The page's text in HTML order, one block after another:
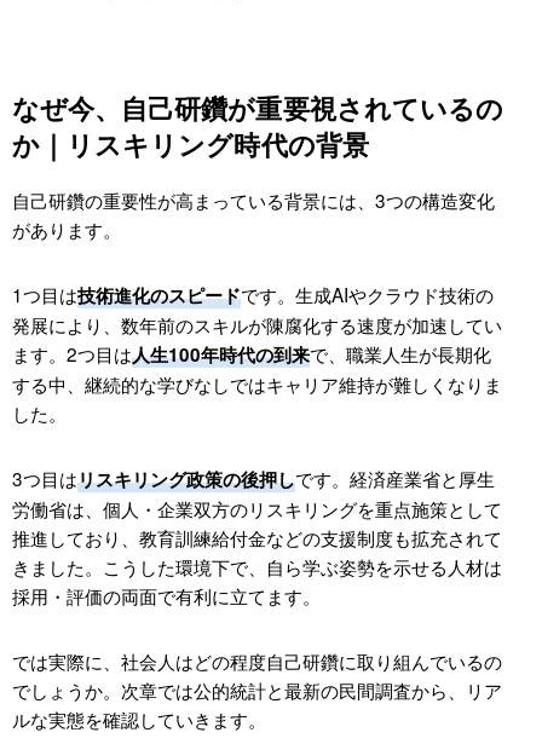
Q7. 履歴書での自己研鑽の書き方のコツは？
Q8. 面接で「自己研鑽」を聞かれたらどう答えるの
Q9. IT業界で特に評価される自己研鑽は何ですか？
すか？
自己研鑽をキャリア資産に変えたい方は株式会社ヴィ
ジョナリーへご相談を
なぜ今、自己研鑽が重要視されているの
か｜リスキリング時代の背景
自己研鑽の重要性が高まっている背景には、3つの構造変化
があります。
1つ目は技術進化のスピードです。生成AIやクラウド技術の
発展により、数年前のスキルが陳腐化する速度が加速してい
ます。2つ目は人生100年時代の到来で、職業人生が長期化
する中、継続的な学びなしではキャリア維持が難しくなりま
した。
3つ目はリスキリング政策の後押しです。経済産業省と厚生
労働省は、個人・企業双方のリスキリングを重点施策として
推進しており、教育訓練給付金などの支援制度も拡充されて
きました。こうした環境下で、自ら学ぶ姿勢を示せる人材は
採用・評価の両面で有利に立てます。
では実際に、社会人はどの程度自己研鑽に取り組んでいるの
でしょうか。次章では公的統計と最新の民間調査から、リア
ルな実態を確認していきます。